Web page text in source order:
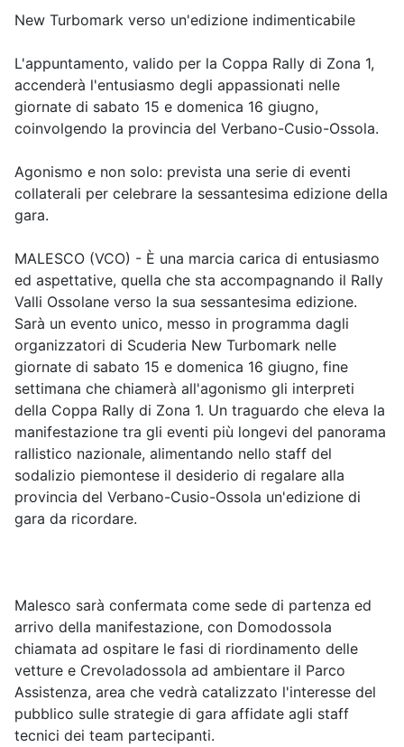
New Turbomark verso un'edizione indimenticabile
L'appuntamento, valido per la Coppa Rally di Zona 1,
accenderà l'entusiasmo degli appassionati nelle
giornate di sabato 15 e domenica 16 giugno,
coinvolgendo la provincia del Verbano-Cusio-Ossola.
Agonismo e non solo: prevista una serie di eventi
collaterali per celebrare la sessantesima edizione della
gara.
MALESCO (VCO) - È una marcia carica di entusiasmo
ed aspettative, quella che sta accompagnando il Rally
Valli Ossolane verso la sua sessantesima edizione.
Sarà un evento unico, messo in programma dagli
organizzatori di Scuderia New Turbomark nelle
giornate di sabato 15 e domenica 16 giugno, fine
settimana che chiamerà all'agonismo gli interpreti
della Coppa Rally di Zona 1. Un traguardo che eleva la
manifestazione tra gli eventi più longevi del panorama
rallistico nazionale, alimentando nello staff del
sodalizio piemontese il desiderio di regalare alla
provincia del Verbano-Cusio-Ossola un'edizione di
gara da ricordare.
Malesco sarà confermata come sede di partenza ed
arrivo della manifestazione, con Domodossola
chiamata ad ospitare le fasi di riordinamento delle
vetture e Crevoladossola ad ambientare il Parco
Assistenza, area che vedrà catalizzato l'interesse del
pubblico sulle strategie di gara affidate agli staff
tecnici dei team partecipanti.